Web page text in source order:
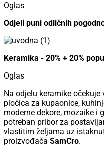
Oglas
Odjeli puni odličnih
Keramika - 20% + 20%
Oglas
Na odjelu keramike
pločica za kupaonice,
moderne dekore, mozaike i
potreban pribor za
vlastitim željama uz
proizvođača SamCro.